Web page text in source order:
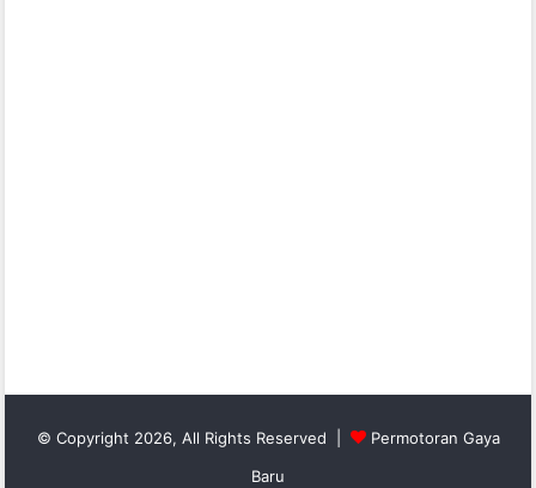
© Copyright 2026, All Rights Reserved |
Permotoran Gaya
Baru